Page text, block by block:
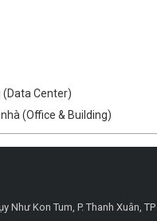
Center)
(Office & Building)
Như Kon Tum, P. Thanh Xuân,